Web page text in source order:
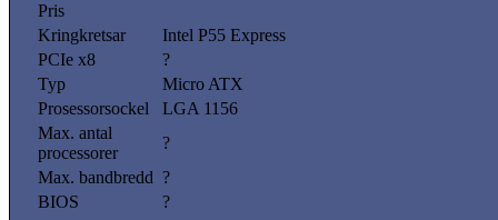
Pris
Kringkretsar
Intel P55 Express
PCIe x8
?
Typ
Micro ATX
Prosessorsockel
LGA 1156
Max. antal
processorer
?
Max. bandbredd ?
BIOS
?